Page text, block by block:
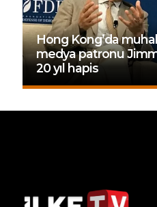
Hong Kong’da
medya patronu
20 yıl hapis